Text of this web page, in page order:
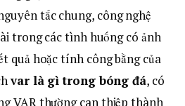
tắc chung, công nghệ
trong các tình huống có ảnh
quả hoặc tính công bằng của
var là gì trong bóng đá, có
VAR thường can thiệp thành